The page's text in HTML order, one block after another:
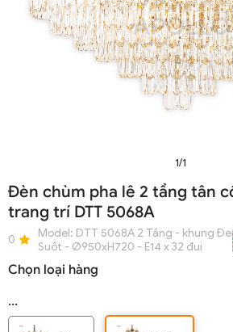
1/1
Đèn chùm pha lê 2 tầng tân
trang trí DTT 5068A
0 Model: DTT 5068A 2 Tầng - khung
Suốt - Ø950xH720 - E14 x 32 đui
Chọn loại hàng
...